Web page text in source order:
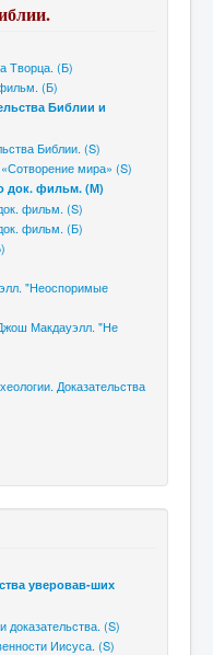
Творца. (Б)
(Б)
Библии и
Библии. (S)
мира» (S)
док. фильм. (М)
фильм. (S)
фильм. (Б)
"Неоспоримые
Макдауэлл. "Не
Доказательства
уверовав-ших
доказательства. (S)
Иисуса. (S)